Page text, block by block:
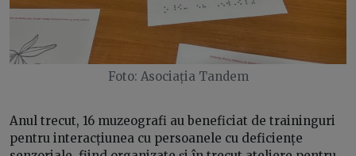
Foto: Asociația Tandem
Anul trecut, 16 muzeografi au beneficiat de traininguri
pentru interacțiunea cu persoanele cu deficiențe